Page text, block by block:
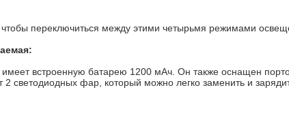
переключиться между этими четырьмя режимами
встроенную батарею 1200 мАч. Он также оснащен
2 светодиодных фар, который можно легко заменить и